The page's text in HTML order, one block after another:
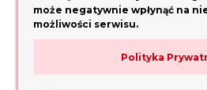
może negatywnie wpłynąć na
możliwości serwisu.
Polityka